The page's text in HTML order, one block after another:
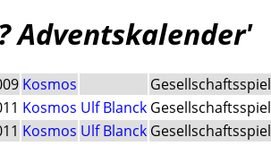
Adventskalender'
Kosmos Gesellschaftsspiel
Kosmos Ulf Blanck Gesellschaftsspiel
Kosmos Ulf Blanck Gesellschaftsspiel